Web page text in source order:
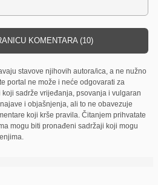
KOMENTARA (10)
stavove njihovih autora/ica, a ne nužno
portal ne može i neće odgovarati za
sadrže vrijeđanja, psovanja i vulgaran
i objašnjenja, ali to ne obavezuje
koji krše pravila. Čitanjem prihvatate
mogu biti pronađeni sadržaji koji mogu